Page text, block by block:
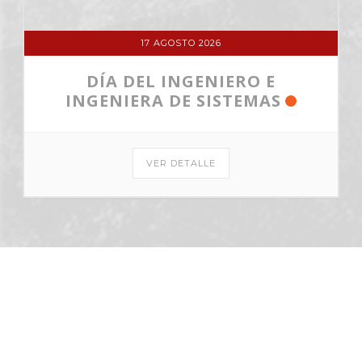
17 AGOSTO 2026
DÍA DEL INGENIERO E
INGENIERA DE SISTEMAS
VER DETALLE